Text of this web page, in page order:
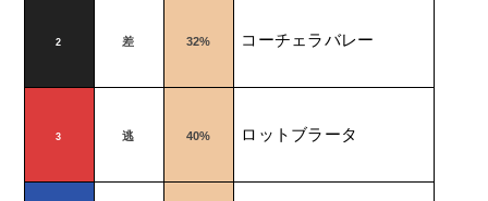
2 差 32% コーチェラバレー
3 逃 40% ロットブラータ